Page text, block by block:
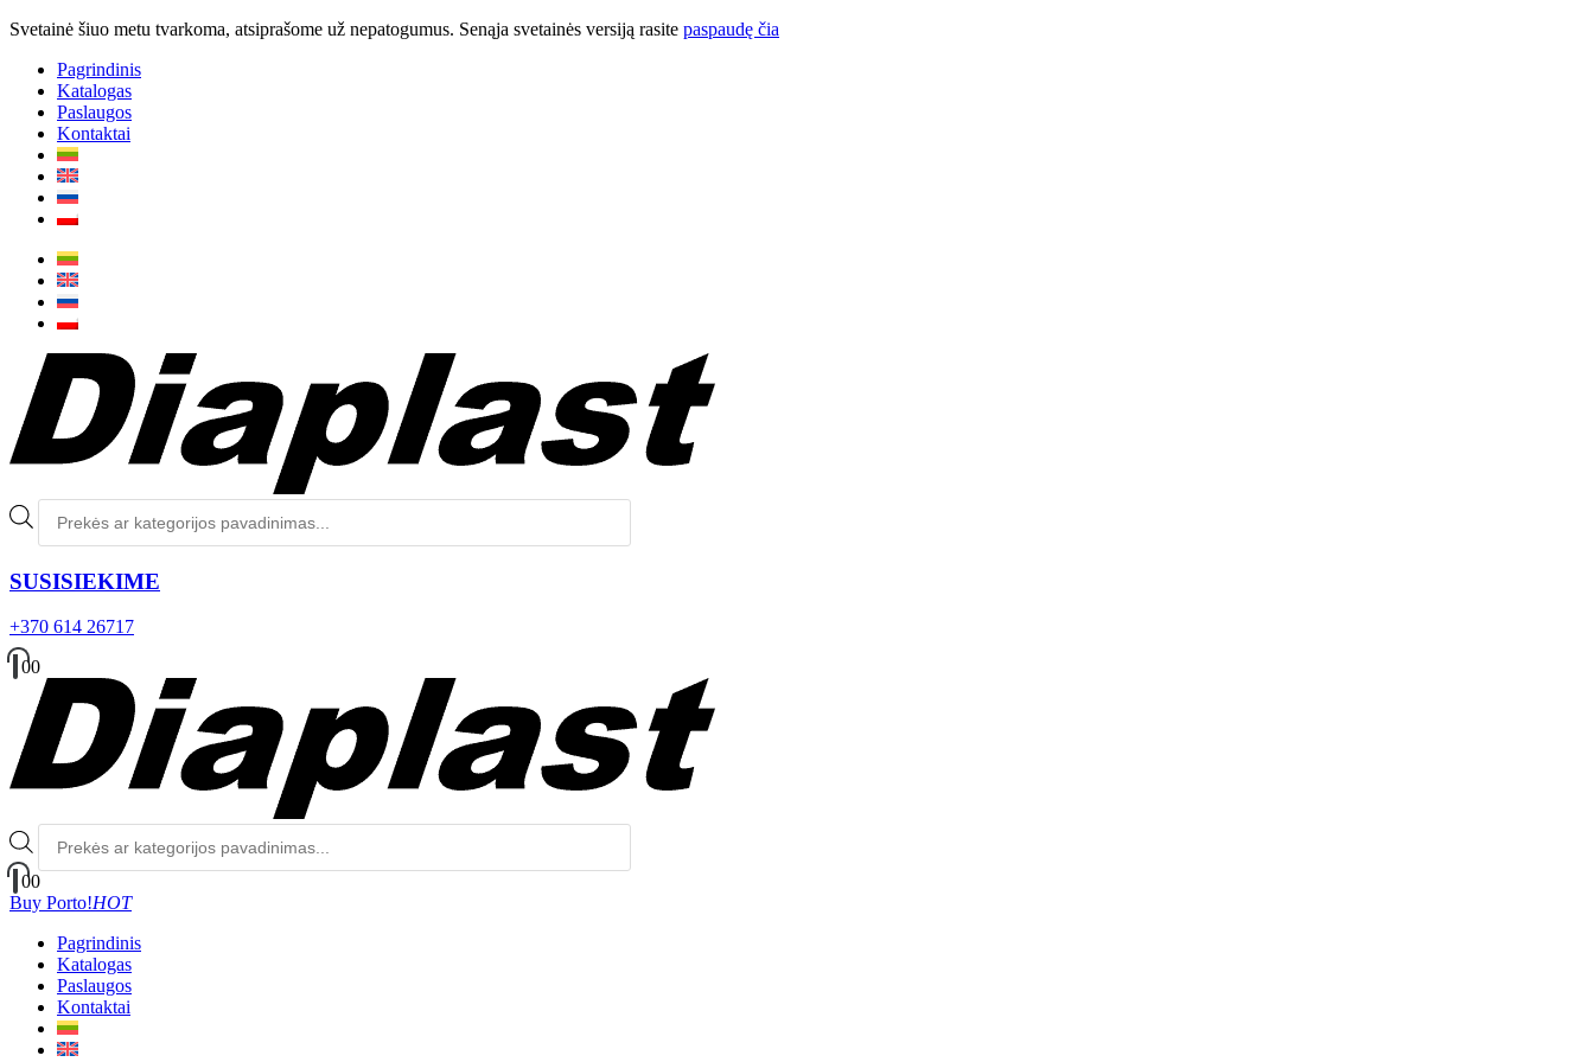
Svetainė šiuo metu tvarkoma, atsiprašome už nepatogumus. Senąja svetainės versiją rasite paspaudę čia
Pagrindinis
Katalogas
Paslaugos
Kontaktai
Produktų
paieška
SUSISIEKIME
+370 614 26717
00
Produktų
paieška
00
Buy Porto!HOT
Pagrindinis
Katalogas
Paslaugos
Kontaktai